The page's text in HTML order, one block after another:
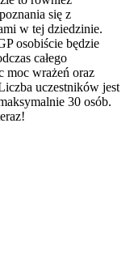
się z
w tej dziedzinie.
osobiście będzie
całego
moc wrażeń oraz
uczestników jest
30 osób.